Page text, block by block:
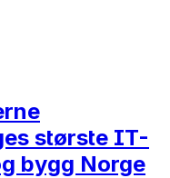
største IT-
bygg Norge